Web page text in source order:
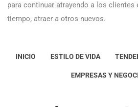
para continuar atrayendo a los clientes
tiempo, atraer a otros nuevos.
INICIO ESTILO DE VIDA
EMPRESAS Y